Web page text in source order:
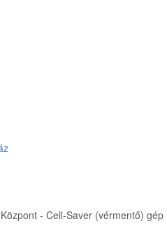
- Cell-Saver (vérmentő) gép